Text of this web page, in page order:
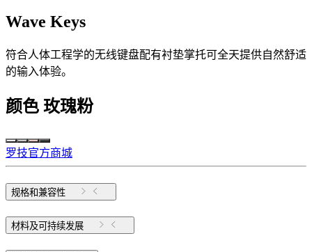
Wave Keys
符合人体工程学的无线键盘配有衬垫掌托可全天提供自然舒适
的输入体验。
颜色 玫瑰粉
罗技官方商城
规格和兼容性
材料及可持续发展